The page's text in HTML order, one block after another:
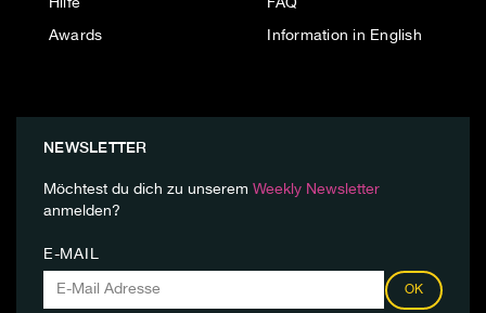
Hilfe
Awards
FAQ
Information in English
NEWSLETTER
Möchtest du dich zu unserem Weekly Newsletter
anmelden?
E-MAIL
OK